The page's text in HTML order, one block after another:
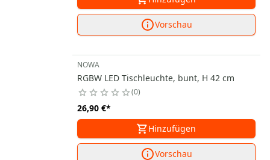
Vorschau
NOWA
RGBW LED Tischleuchte, bunt, H 42 cm
0
26,90 €*
Hinzufügen
Vorschau